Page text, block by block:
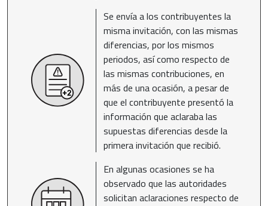
Se envía a los contribuyentes la
misma invitación, con las mismas
diferencias, por los mismos
periodos, así como respecto de
las mismas contribuciones, en
más de una ocasión, a pesar de
que el contribuyente presentó la
información que aclaraba las
supuestas diferencias desde la
primera invitación que recibió.
En algunas ocasiones se ha
observado que las autoridades
solicitan aclaraciones respecto de